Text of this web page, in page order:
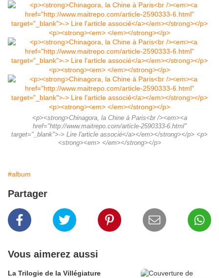
<p><strong>Chinagora, la Chine à Paris<br /><em><a
href="http://www.maitrepo.com/article-2590333-6.html"
target="_blank">-> Lire l'article associé</a></em></strong></p> <p>
<strong><em> </em></strong></p>
#album
Partager
Vous aimerez aussi
La Trilogie de la Villégiature